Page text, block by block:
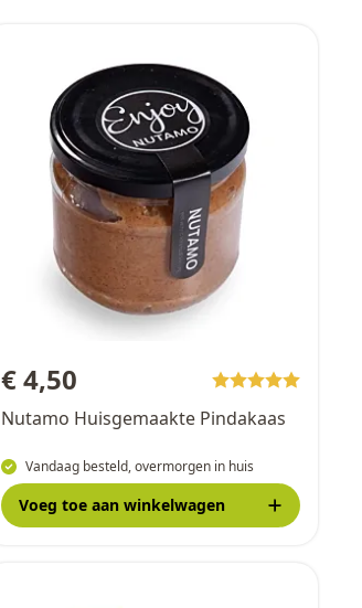
€ 4,50
Nutamo Huisgemaakte Pindakaas
Vandaag besteld, overmorgen in huis
Voeg toeaan winkelwagen